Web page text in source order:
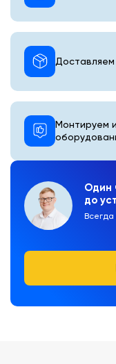
Один
до
Всегда
Монтируем